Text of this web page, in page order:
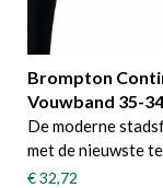
Brompton
Vouwband 35-
De moderne
met de nieuwste
€ 32,72